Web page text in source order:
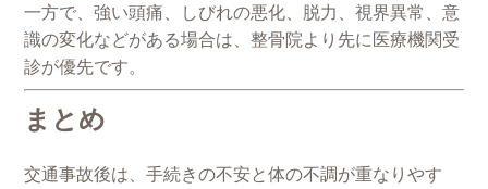
一方で、強い頭痛、しびれの悪化、脱力、視界異常、意
識の変化などがある場合は、整骨院より先に医療機関受
診が優先です。
まとめ
交通事故後は、手続きの不安と体の不調が重なりやす